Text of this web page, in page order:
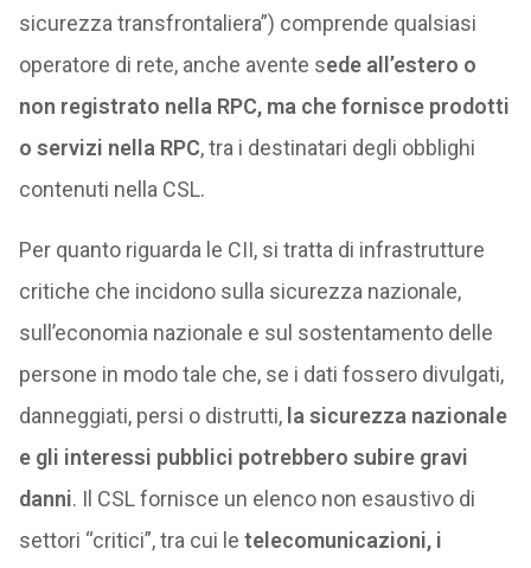
sicurezza transfrontaliera”) comprende qualsiasi
operatore di rete, anche avente sede all’estero o
non registrato nella RPC, ma che fornisce prodotti
o servizi nella RPC, tra i destinatari degli obblighi
contenuti nella CSL.
Per quanto riguarda le CII, si tratta di infrastrutture
critiche che incidono sulla sicurezza nazionale,
sull’economia nazionale e sul sostentamento delle
persone in modo tale che, se i dati fossero divulgati,
danneggiati, persi o distrutti, la sicurezza nazionale
e gli interessi pubblici potrebbero subire gravi
danni. Il CSL fornisce un elenco non esaustivo di
settori “critici”, tra cui le telecomunicazioni, i